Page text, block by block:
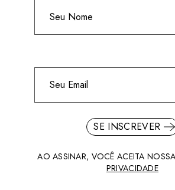
SE INSCREVER
AO ASSINAR, VOCÊ ACEITA NOSSA
PRIVACIDADE